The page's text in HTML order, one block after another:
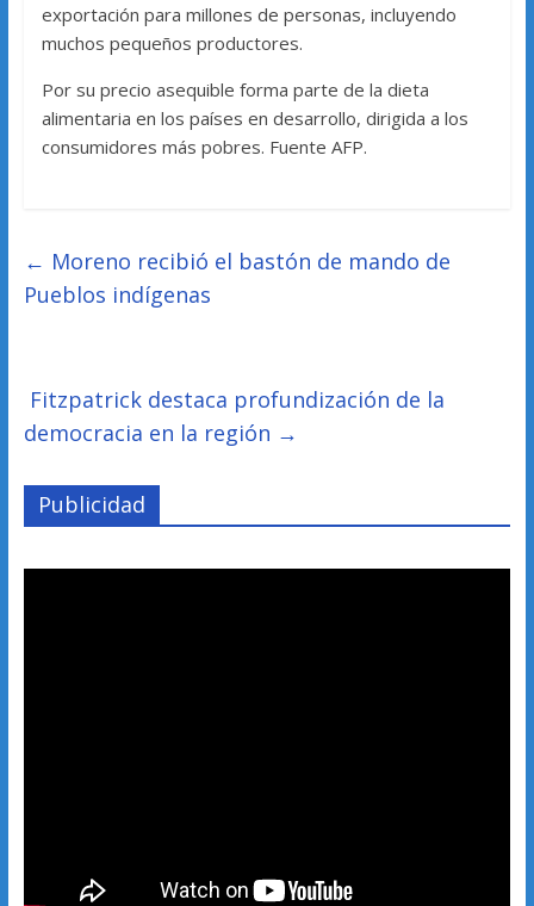
exportación para millones de personas, incluyendo
muchos pequeños productores.
Por su precio asequible forma parte de la dieta
alimentaria en los países en desarrollo, dirigida a los
consumidores más pobres. Fuente AFP.
← Moreno recibió el bastón de mando de
Pueblos indígenas
Fitzpatrick destaca profundización de la
democracia en la región →
Publicidad